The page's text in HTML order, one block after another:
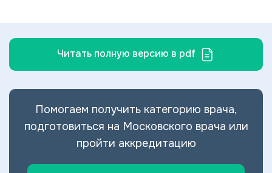
Читать полную версию в pdf
Помогаем получить категорию врача,
подготовиться на Московского врача или
пройти аккредитацию